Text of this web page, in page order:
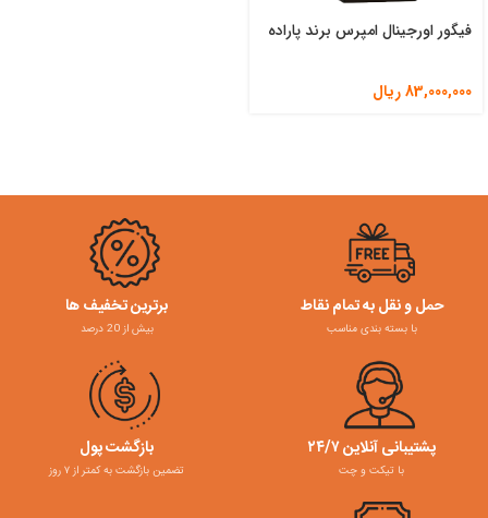
فیگور اورجینال امپرس برند پاراده
83,000,000ریال
حمل و نقل به تمام نقاط
با بسته بندی مناسب
برترین تخفیف ها
بیش از 20 درصد
پشتیبانی آنلاین ۲۴/۷
با تیکت و چت
بازگشت پول
تضمین بازگشت به کمتر از ۷ روز